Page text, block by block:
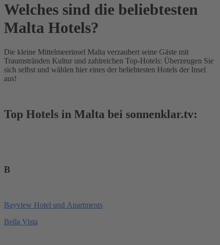
Welches sind die beliebtesten
Malta Hotels?
Die kleine Mittelmeerinsel Malta verzaubert seine Gäste mit
Traumstränden Kultur und zahlreichen Top-Hotels: Überzeugen Sie
sich selbst und wählen hier eines der beliebtesten Hotels der Insel
aus!
Top Hotels in Malta bei sonnenklar.tv:
B
Bayview Hotel und Apartments
Bella Vista